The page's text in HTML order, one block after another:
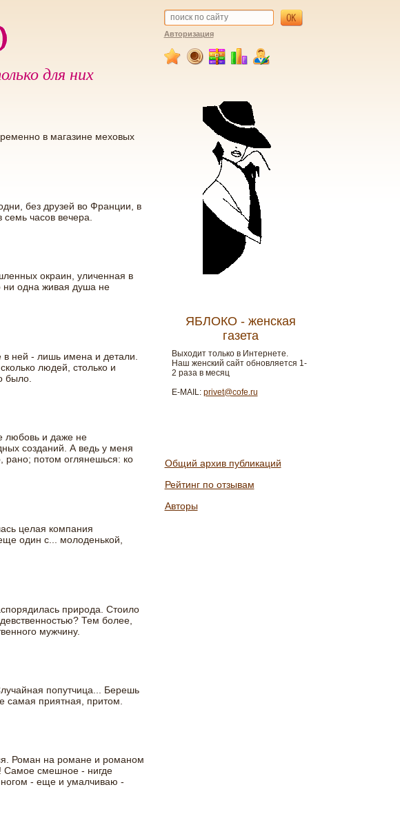
Авторизация
для них
ЯБЛОКО - женская
газета
Выходит только в Интернете.
Наш женский сайт обновляется 1-
2 раза в месяц
E-MAIL: privet@cofe.ru
Общий архив публикаций
Рейтинг по отзывам
Авторы
в магазине меховых
без друзей во Франции, в
часов вечера.
окраин, уличенная в
ни одна живая душа не
ней - лишь имена и детали.
людей, столько и
было.
любовь и даже не
созданий. А ведь у меня
рано; потом оглянешься: ко
целая компания
один с... молоденькой,
природа. Стоило
Тем более,
мужчину.
попутчица... Берешь
самая приятная, притом.
Роман на романе и романом
Самое смешное - нигде
- еще и умалчиваю -